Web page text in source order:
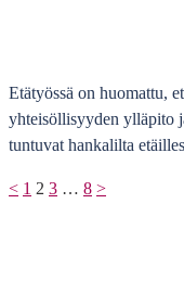
Etätyössä on huomattu,
yhteisöllisyyden ylläpito
tuntuvat hankalilta
Artikkelien
< 1 2 3 … 8 >